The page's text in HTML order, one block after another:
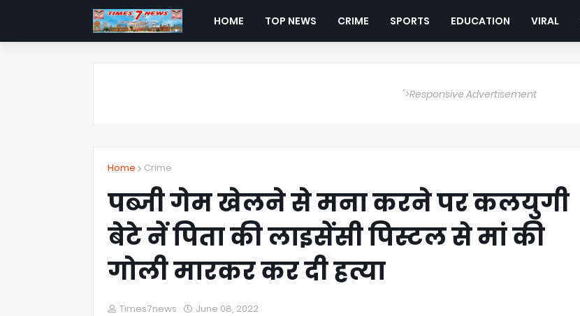
HOME TOP NEWS CRIME SPORTS EDUCATION VIRAL
">Responsive Advertisement
Home Crime
पब्जी गेम खेलने से मना करने पर कलयुगी
बेटे नें पिता की लाइसेंसी पिस्टल से मां की
गोली मारकर कर दी हत्या
Times7news June 08, 2022